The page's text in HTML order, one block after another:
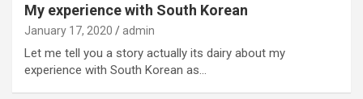
My experience with South Korean
January 17, 2020 admin
Let me tell you a story actually its dairy about my
experience with South Korean as…